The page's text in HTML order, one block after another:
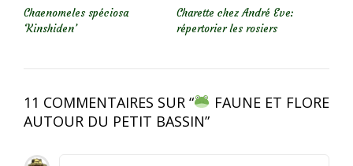
Chaenomeles spéciosa
‘Kinshiden’
Charette chez André Eve:
répertorier les rosiers
11 COMMENTAIRES SUR “
FAUNE ET FLORE
AUTOUR DU PETIT BASSIN”